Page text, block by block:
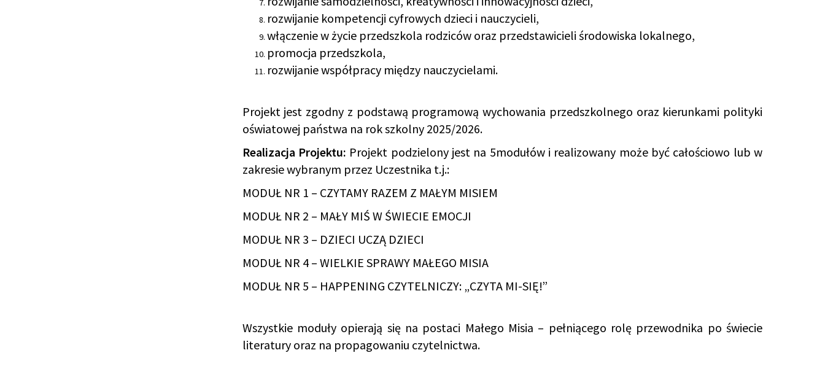
rozwijanie kompetencji cyfrowych dzieci i nauczycieli,
włączenie w życie przedszkola rodziców oraz przedstawicieli środowiska lokalnego,
promocja przedszkola,
rozwijanie współpracy między nauczycielami.
Projekt jest zgodny z podstawą programową wychowania przedszkolnego oraz kierunkami polityki
oświatowej państwa na rok szkolny 2025/2026.
Realizacja Projektu: Projekt podzielony jest na 5modułów i realizowany może być całościowo lub w
zakresie wybranym przez Uczestnika t.j.:
MODUŁ NR 1 – CZYTAMY RAZEM Z MAŁYM MISIEM
MODUŁ NR 2 – MAŁY MIŚ W ŚWIECIE EMOCJI
MODUŁ NR 3 – DZIECI UCZĄ DZIECI
MODUŁ NR 4 – WIELKIE SPRAWY MAŁEGO MISIA
MODUŁ NR 5 – HAPPENING CZYTELNICZY: „CZYTA MI-SIĘ!”
Wszystkie moduły opierają się na postaci Małego Misia – pełniącego rolę przewodnika po świecie
literatury oraz na propagowaniu czytelnictwa.